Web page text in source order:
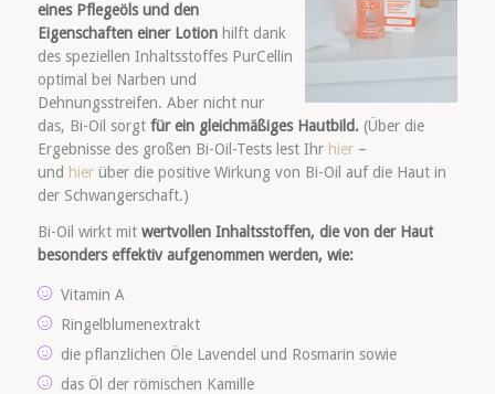
eines Pflegeöls und den
Eigenschaften einer Lotionhilft dank
des speziellen Inhaltsstoffes PurCellin
optimal bei Narben und
Dehnungsstreifen. Aber nicht nur
das, Bi-Oil sorgt für ein gleichmäßiges Hautbild. (Über die
Ergebnisse des großen Bi-Oil-Tests lest Ihr hier–
und hierüber die positive Wirkung von Bi-Oil auf die Haut in
der Schwangerschaft.)
Bi-Oil wirkt mit wertvollen Inhaltsstoffen, die von der Haut
besonders effektiv aufgenommen werden, wie:
Vitamin A
Ringelblumenextrakt
die pflanzlichen Öle Lavendel und Rosmarin sowie
das Öl der römischen Kamille